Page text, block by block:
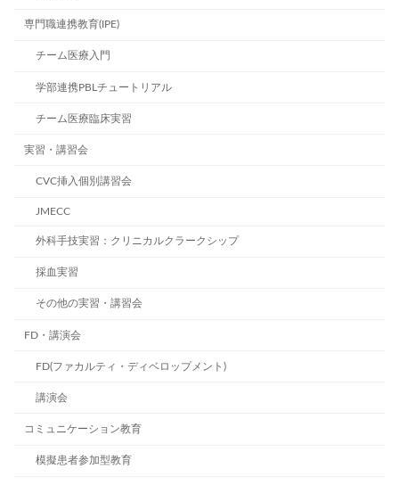
専門職連携教育(IPE)
チーム医療入門
学部連携PBLチュートリアル
チーム医療臨床実習
実習・講習会
CVC挿入個別講習会
JMECC
外科手技実習：クリニカルクラークシップ
採血実習
その他の実習・講習会
FD・講演会
FD(ファカルティ・ディベロップメント)
講演会
コミュニケーション教育
模擬患者参加型教育